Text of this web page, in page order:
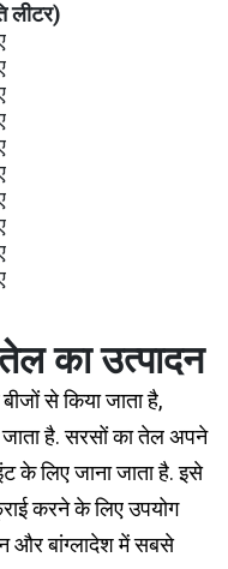
लीटर)
का उत्पादन
से किया जाता है,
जाता है. सरसों का तेल अपने
के लिए जाना जाता है. इसे
करने के लिए उपयोग
और बांग्लादेश में सबसे